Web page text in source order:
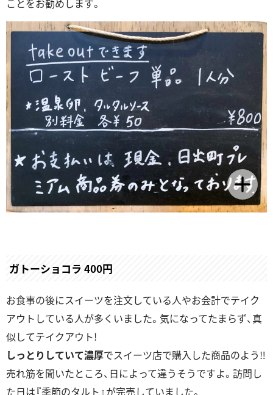
ガトーショコラ 400円
お食事の後にスイーツを注文している人やお会計でテイク
アウトしている人が多くいました。気になってたまらず、真
似してテイクアウト!
しっとりしていて濃厚でスイーツ店で購入した商品のよう‼
売れ筋を聞いたところ、日によって違うそうですよ。訪問し
た日は『季節のタルト』が完売していました。